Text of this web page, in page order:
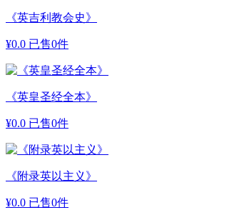
《英吉利教会史》
¥0.0 已售0件
《英皇圣经全本》
¥0.0 已售0件
《附录英以主义》
¥0.0 已售0件